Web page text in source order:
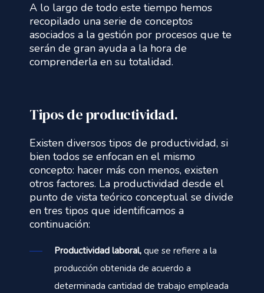
A lo largo de todo este tiempo hemos
recopilado una serie de conceptos
asociados a la gestión por procesos que te
serán de gran ayuda a la hora de
comprenderla en su totalidad.
Tipos de productividad.
Existen diversos tipos de productividad, si
bien todos se enfocan en el mismo
concepto: hacer más con menos, existen
otros factores. La productividad desde el
punto de vista teórico conceptual se divide
en tres tipos que identificamos a
continuación:
Productividad laboral, que se refiere a la
producción obtenida de acuerdo a
determinada cantidad de trabajo empleada